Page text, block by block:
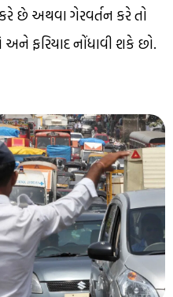
કરે છે અથવા ગેરવર્તન કરે તો
અને ફરિયાદ નોંધાવી શકે છો.